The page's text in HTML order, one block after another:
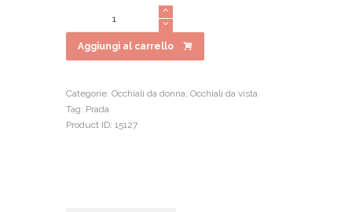
originale
era:
€350.00.
quantità
Aggiungi al carrello
Categorie: Occhiali da donna, Occhiali da vista
Tag: Prada
Product ID: 15127